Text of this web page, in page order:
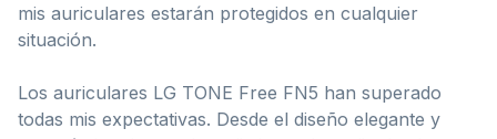
mis auriculares estarán protegidos en cualquier
situación.
Los auriculares LG TONE Free FN5 han superado
todas mis expectativas. Desde el diseño elegante y